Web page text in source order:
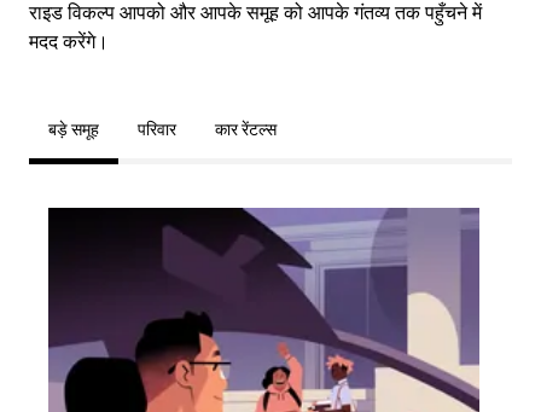
राइड विकल्प आपको और आपके समूह को आपके गंतव्य तक पहुँचने में
मदद करेंगे।
बड़े समूह परिवार कार रेंटल्स